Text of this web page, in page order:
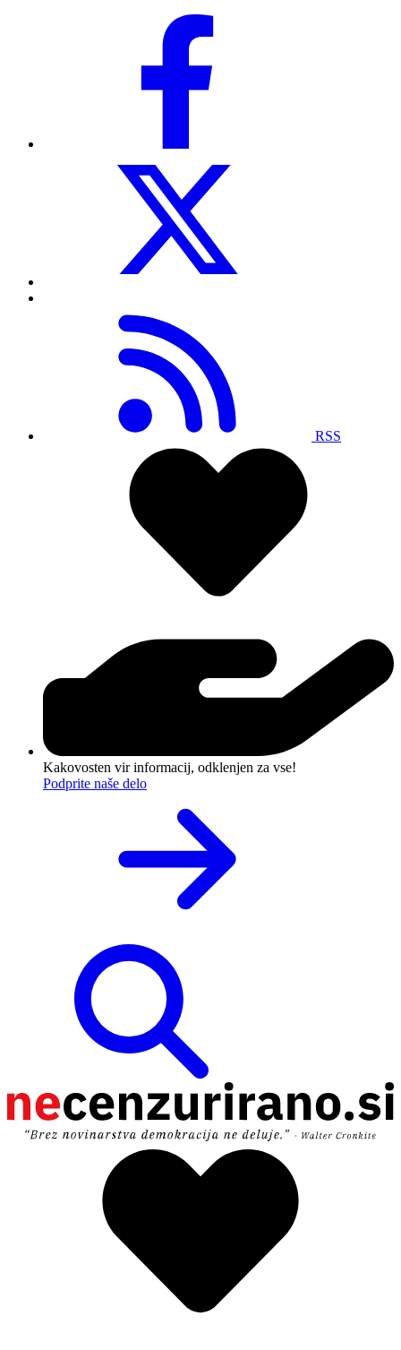
RSS
Kakovosten vir informacij, odklenjen za vse!
Podprite naše delo